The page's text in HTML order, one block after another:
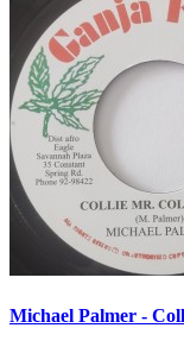
Michael Palmer -